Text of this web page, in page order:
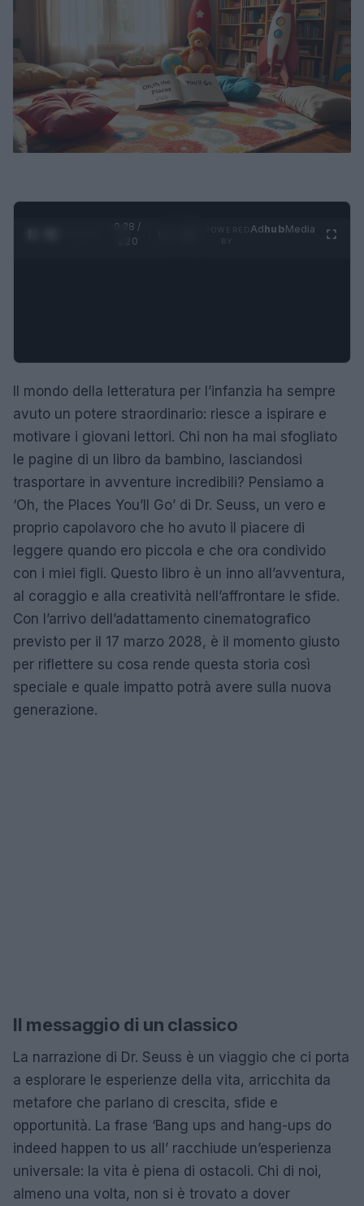
0:29 /
1:20
AdhubMedia
Il mondo della letteratura per l’infanzia ha sempre
avuto un potere straordinario: riesce a ispirare e
motivare i giovani lettori. Chi non ha mai sfogliato
le pagine di un libro da bambino, lasciandosi
trasportare in avventure incredibili? Pensiamo a
‘Oh, the Places You’ll Go’ di Dr. Seuss, un vero e
proprio capolavoro che ho avuto il piacere di
leggere quando ero piccola e che ora condivido
con i miei figli. Questo libro è un inno all’avventura,
al coraggio e alla creatività nell’affrontare le sfide.
Con l’arrivo dell’adattamento cinematografico
previsto per il 17 marzo 2028, è il momento giusto
per riflettere su cosa rende questa storia così
speciale e quale impatto potrà avere sulla nuova
generazione.
Il messaggio di un classico
La narrazione di Dr. Seuss è un viaggio che ci porta
a esplorare le esperienze della vita, arricchita da
metafore che parlano di crescita, sfide e
opportunità. La frase ‘Bang ups and hang-ups do
indeed happen to us all’ racchiude un’esperienza
universale: la vita è piena di ostacoli. Chi di noi,
almeno una volta, non si è trovato a dover